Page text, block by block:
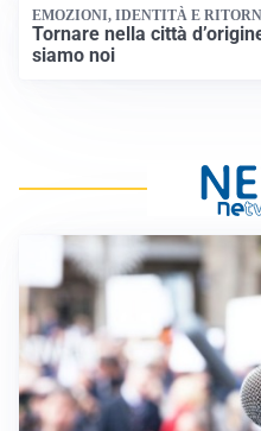
EMOZIONI, IDENTITÀ E
Tornare nella città
siamo noi